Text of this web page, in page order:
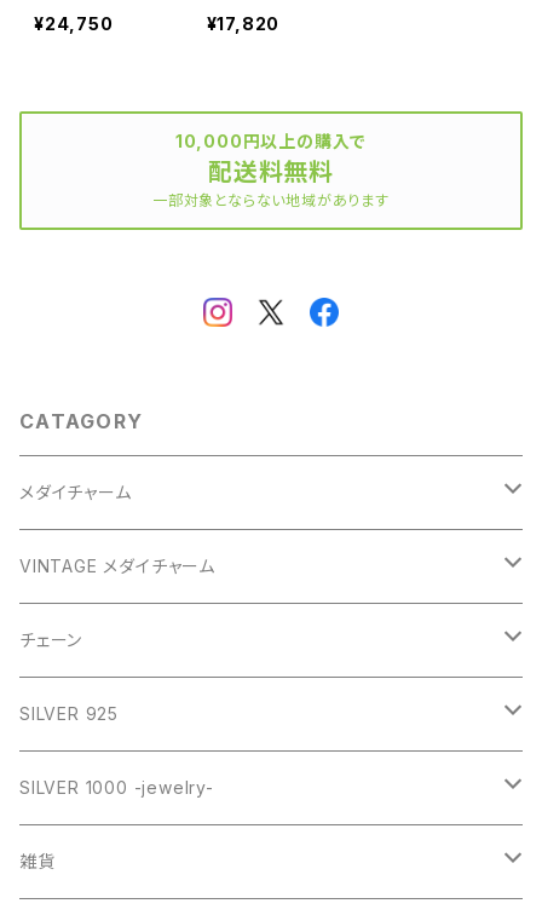
¥24,750
¥17,820
10,000円以上の購入で
配送料無料
一部対象とならない地域があります
CATAGORY
メダイチャーム
GOLD
GOLD
SILVER
SILVER
GOLD
SILVER
VINTAGE
STAINLESS
VINTAGE メダイチャーム
CROSS
HEART
RING
チェーン
ネックレス
ネックレス SILVER925
ネックレス GOLD
SILVER 925
RING collection
daily
BANGLE
SILVER 1000 -jewelry-
オリジナルチャーム
雑貨